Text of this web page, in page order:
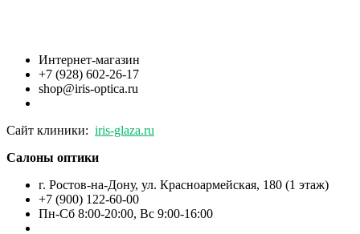
Интернет-магазин
+7 (928) 602-26-17
shop@iris-optica.ru
Сайт клиники: iris-glaza.ru
Салоны оптики
г. Ростов-на-Дону, ул. Красноармейская, 180 (1 этаж)
+7 (900) 122-60-00
Пн-Cб 8:00-20:00, Вс 9:00-16:00